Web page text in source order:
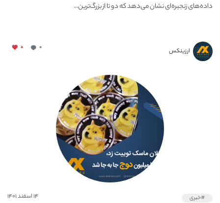
داده‌های زنجیره‌ای نشان می‌دهد که دو تا از بزرگ‌ترین...
ارزینکس ۰ ۰
#خبری ۱۴ اسفند ۱۴۰۱